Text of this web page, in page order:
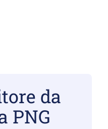
da
PNG